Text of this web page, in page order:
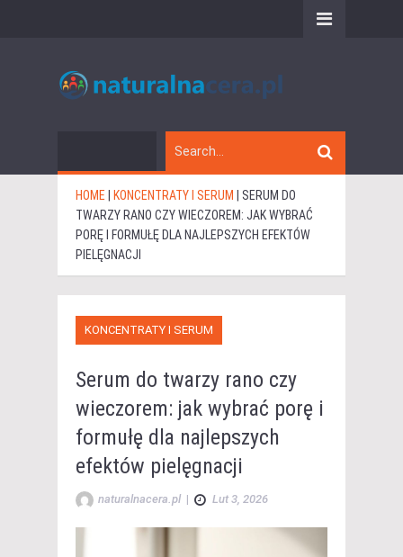
HOME KONCENTRATY I SERUM
SERUM DO
TWARZY RANO CZY WIECZOREM: JAK WYBRAĆ
PORĘ I FORMUŁĘ DLA NAJLEPSZYCH EFEKTÓW
PIELĘGNACJI
KONCENTRATY I SERUM
Serum do twarzy rano czy
wieczorem: jak wybrać porę i
formułę dla najlepszych
efektów pielęgnacji
naturalnacera.pl | Lut 3, 2026